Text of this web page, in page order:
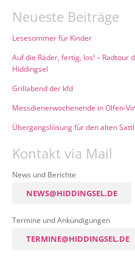
Neueste Beiträge
Lesesommer für Kinder
Auf die Räder, fertig, los! – Radtour
Hiddingsel
Grillabend der kfd
Messdienerwochenende in Olfen-
Übergangslösung für den alten
Kontakt via Mail
News und Berichte
NEWS@HIDDINGSEL.DE
Termine und Ankündigungen
TERMINE@HIDDINGSEL.DE